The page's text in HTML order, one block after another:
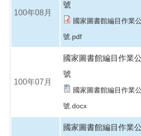
100年08月
號
國家圖書館編目作業
號.pdf
100年07月
國家圖書館編目作業
號
國家圖書館編目作業
號.docx
國家圖書館編目作業